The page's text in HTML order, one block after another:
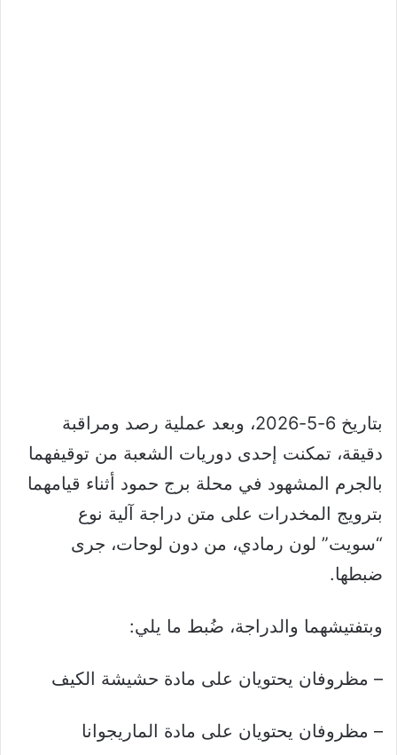
بتاريخ 6-5-2026، وبعد عملية رصد ومراقبة
دقيقة، تمكنت إحدى دوريات الشعبة من توقيفهما
بالجرم المشهود في محلة برج حمود أثناء قيامهما
بترويج المخدرات على متن دراجة آلية نوع
“سويت” لون رمادي، من دون لوحات، جرى
ضبطها.
وبتفتيشهما والدراجة، ضُبط ما يلي:
– مظروفان يحتويان على مادة حشيشة الكيف
– مظروفان يحتويان على مادة الماريجوانا